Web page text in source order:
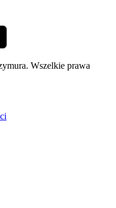
Wszelkie prawa